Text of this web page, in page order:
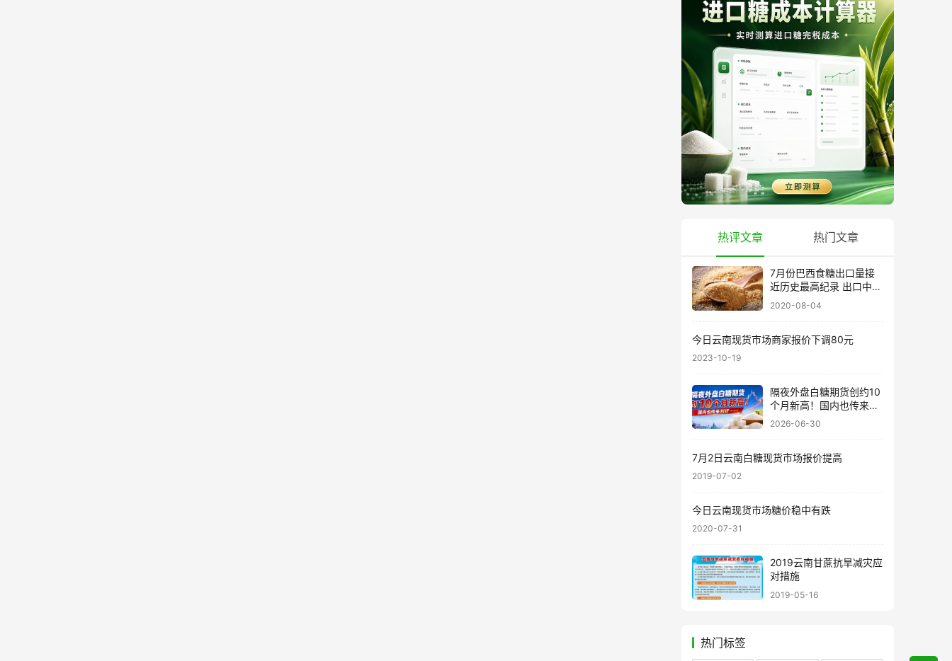
热评文章 热门文章
7月份巴西食糖出口量接
近历史最高纪录 出口中国
超40万吨
2020-08-04
今日云南现货市场商家报价下调80元
2023-10-19
隔夜外盘白糖期货创约10
个月新高！国内也传来利
好……
2026-06-30
7月2日云南白糖现货市场报价提高
2019-07-02
今日云南现货市场糖价稳中有跌
2020-07-31
2019云南甘蔗抗旱减灾应
对措施
2019-05-16
热门标签